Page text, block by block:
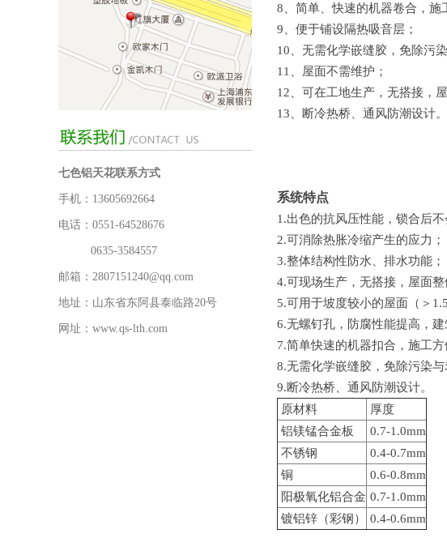
七色铝天花联系方式
手机：13605692664
电话：0551-64528676
0635-3584557
邮箱：2807151240@qq.com
地址：山东省东阿县泰临路20号
网址：www.qs-lth.com
8、简单、快速的机器卷合，施
9、便于铺设隔热吸音层；
10、无需化学嵌缝胶，免除污
11、屋面不需维护；
12、可在工地生产，无搭接，
13、断冷热桥、通风防潮设计。
系统特点
1.出色的抗风压性能，锁合后不
2.可消除热胀冷缩产生的应力；
3.整体结构性防水、排水功能；
4.可现场生产，无搭接，屋面整
5.可用于坡度较小的屋面（＞
6.无螺钉孔，防腐性能提高，建
7.简单快速的机器扣合，施工方
8.无需化学嵌缝胶，免除污染与
9.断冷热桥、通风防潮设计。
原材料
厚度
铝镁锰合金板
0.7-1.0mm
不锈钢
0.4-0.7mm
铜
0.6-0.8mm
阳极氧化铝合金 0.7-1.0mm
镀铝锌（彩钢）
0.4-0.6mm